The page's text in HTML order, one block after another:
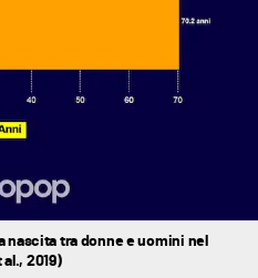
nascita tra donne e uomini nel
2019)